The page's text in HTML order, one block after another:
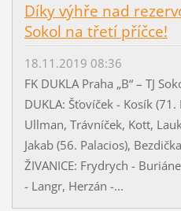
Díky výhře nad
Sokol na třetí příčce!
18.11.2019 08:36
FK DUKLA Praha „B“ – TJ
DUKLA: Šťovíček - Kosík
Ullman, Trávníček, Kott,
Jakab (56. Palacios),
ŽIVANICE: Frydrych -
- Langr, Herzán -...